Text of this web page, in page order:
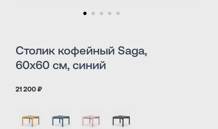
Столик кофейный Saga,
60х60 см, синий
21 200 ₽